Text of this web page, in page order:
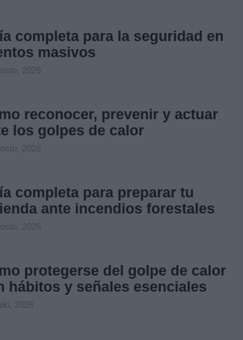
completa para la seguridad en
masivos
2026
reconocer, prevenir y actuar
los golpes de calor
2026
completa para preparar tu
ante incendios forestales
2026
protegerse del golpe de calor
hábitos y señales esenciales
2026